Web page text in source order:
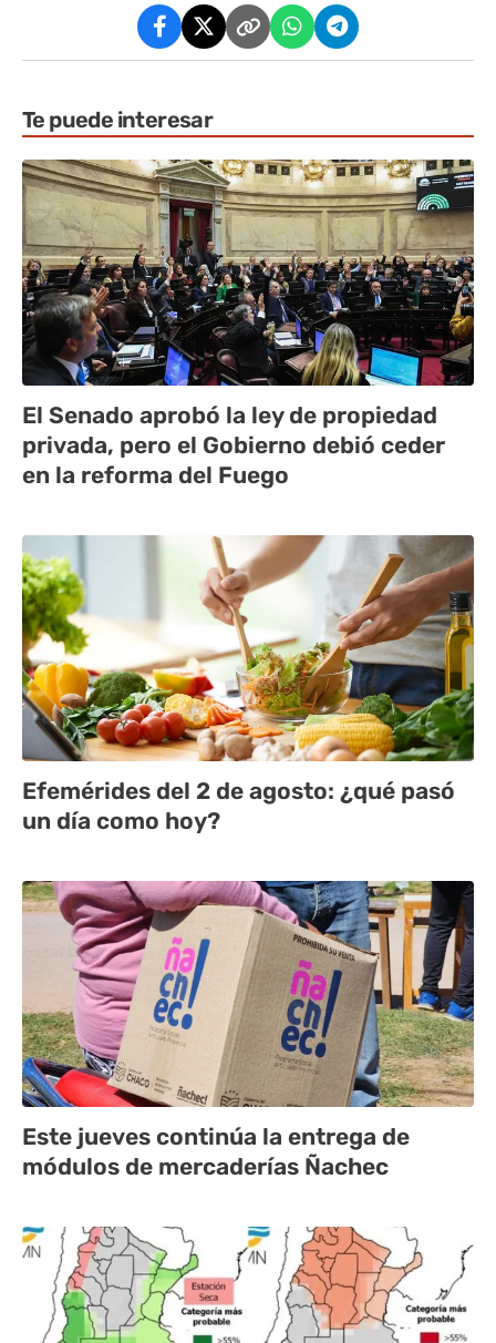
Te puede interesar
El Senado aprobó la ley de propiedad
privada, pero el Gobierno debió ceder
en la reforma del Fuego
Efemérides del 2 de agosto: ¿qué pasó
un día como hoy?
Este jueves continúa la entrega de
módulos de mercaderías Ñachec